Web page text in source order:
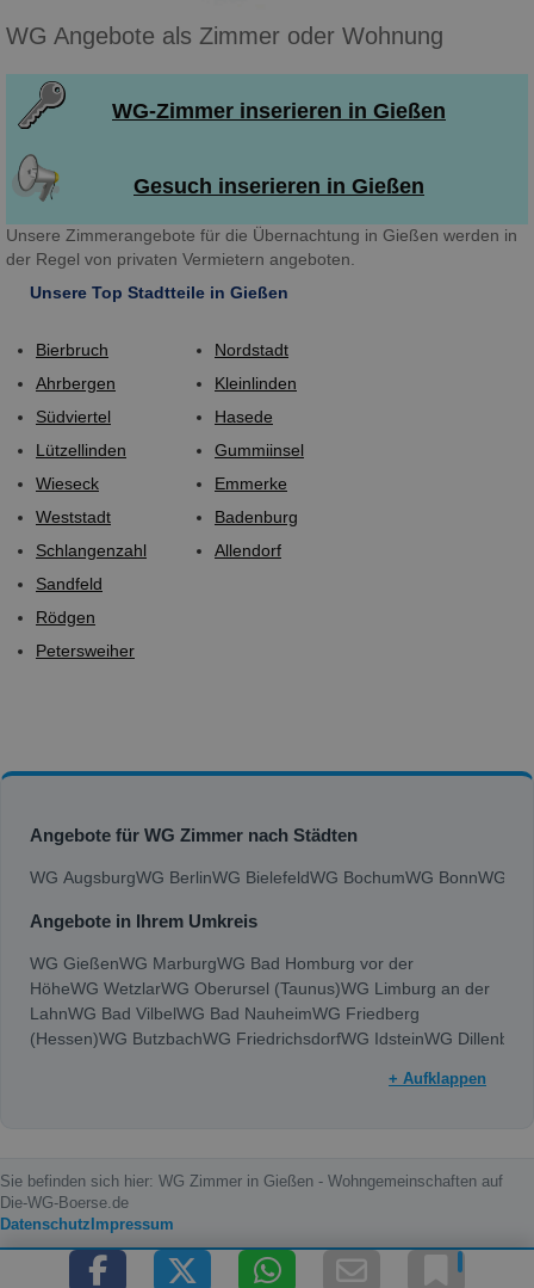
WG Angebote als Zimmer oder Wohnung
WG-Zimmer inserieren in Gießen
Gesuch inserieren in Gießen
Unsere Zimmerangebote für die Übernachtung in Gießen werden in
der Regel von privaten Vermietern angeboten.
Unsere Top Stadtteile in Gießen
Bierbruch
Ahrbergen
Südviertel
Lützellinden
Wieseck
Weststadt
Schlangenzahl
Sandfeld
Rödgen
Petersweiher
Nordstadt
Kleinlinden
Hasede
Gummiinsel
Emmerke
Badenburg
Allendorf
Angebote für WG Zimmer nach Städten
WG AugsburgWG BerlinWG BielefeldWG BochumWG BonnWG
Angebote in Ihrem Umkreis
WG GießenWG MarburgWG Bad Homburg vor der
HöheWG WetzlarWG Oberursel (Taunus)WG Limburg an der
LahnWG Bad VilbelWG Bad NauheimWG Friedberg
(Hessen)WG ButzbachWG FriedrichsdorfWG IdsteinWG Dillenburg
+ Aufklappen
Sie befinden sich hier: WG Zimmer in Gießen - Wohngemeinschaften auf
Die-WG-Boerse.de
Datenschutz Impressum
Copyright © 2000 - 2026 die-wg-boerse.de | Content by: die-wg-boerse.de